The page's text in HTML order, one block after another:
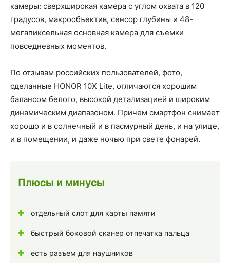
камеры: сверхширокая камера с углом охвата в 120
градусов, макрообъектив, сенсор глубины и 48-
мегапиксельная основная камера для съемки
повседневных моментов.
По отзывам российских пользователей, фото,
сделанные HONOR 10X Lite, отличаются хорошим
балансом белого, высокой детализацией и широким
динамическим диапазоном. Причем смартфон снимает
хорошо и в солнечный и в пасмурный день, и на улице,
и в помещении, и даже ночью при свете фонарей.
Плюсы и минусы
отдельный слот для карты памяти
быстрый боковой сканер отпечатка пальца
есть разъем для наушников